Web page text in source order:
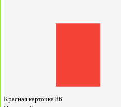
Красная карточка 86'